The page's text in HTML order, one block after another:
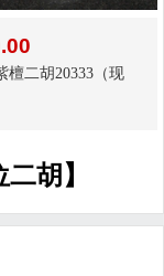
檀二胡20333（现
胡】